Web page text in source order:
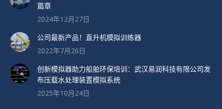
篇章
2024年12月27日
公司最新产品！直升机模拟训练器
2022年7月26日
创新模拟器助力船舶环保培训：武汉易润科技有限公司发
布压载水处理装置模拟系统
2025年10月24日